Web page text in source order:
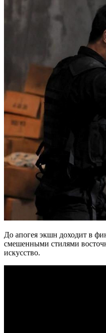
До апогея экшн доходит в
смешенными стилями
искусство.